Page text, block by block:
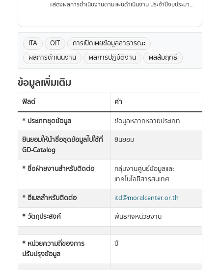
แสดงผลการดำเนินงานตามแผนดำเนินงาน ประจำปีงบประมาณ พ.ศ. 2563-2568 โดยมีรายละเอียดอย่างน้อยประกอบด้วย (1) ผลการดำเนินงานของแต่ละโครงการหรือกิจกรรม (2)...
ITA OIT
การเปิดเผยข้อมูลสาธารณะ
ผลการดำเนินงาน
ผลการปฏิบัติงาน ผลสัมฤทธิ์
ข้อมูลเพิ่มเติม
ฟิลด์
ค่า
* ประเภทชุดข้อมูล
ข้อมูลหลากหลายประเภท
ยินยอมให้นำชื่อชุดข้อมูลไปใช้ที่
GD-Catalog
ยินยอม
* ชื่อฝ่ายงานสำหรับติดต่อ
กลุ่มงานศูนย์ข้อมูลและ
เทคโนโลยีสารสนเทศ
* อีเมลสำหรับติดต่อ
itd@moralcenter.or.th
* วัตถุประสงค์
พันธกิจหน่วยงาน
* หน่วยความถี่ของการ
ปรับปรุงข้อมูล
ปี